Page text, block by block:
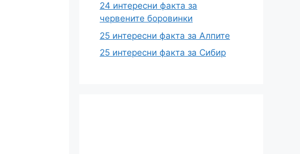
24 интересни факта за
червените боровинки
25 интересни факта за Алпите
25 интересни факта за Сибир